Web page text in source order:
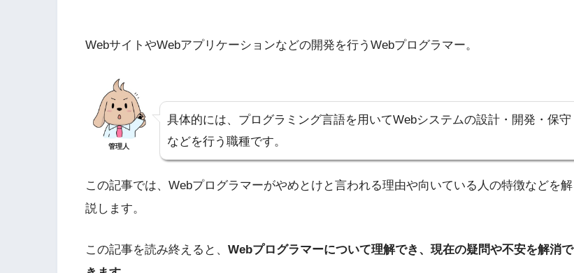
WebサイトやWebアプリケーションなどの開発を行うWebプログラマー。
管理人
具体的には、プログラミング言語を用いてWebシステムの設計・開発・保守
などを行う職種です。
この記事では、Webプログラマーがやめとけと言われる理由や向いている人の特徴などを解
説します。
この記事を読み終えると、 Webプログラマーについて理解でき、現在の疑問や不安を解消で